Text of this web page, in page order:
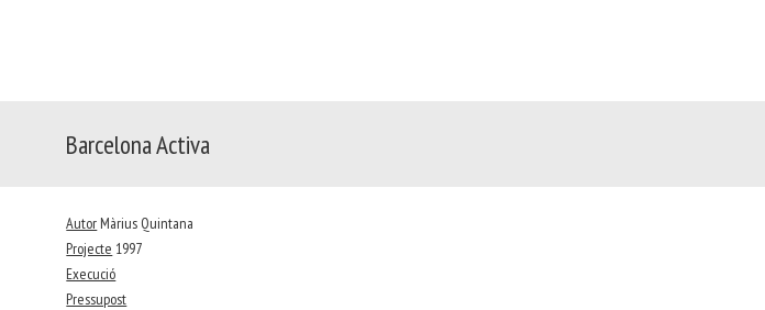
Barcelona Activa
Autor Màrius Quintana
Projecte 1997
Execució
Pressupost